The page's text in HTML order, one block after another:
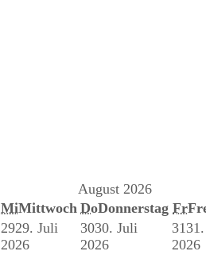
August 2026
MiMittwoch DoDonnerstag Fr
2929. Juli
2026
3030. Juli
2026
31
2026